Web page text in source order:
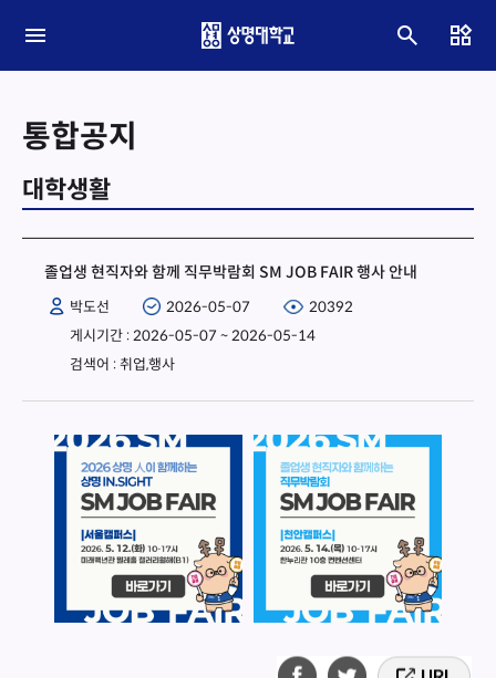
통합공지
대학생활
졸업생 현직자와 함께 직무박람회 SM JOB FAIR 행사 안내
박도선 2026-05-07
20392
게시기간 : 2026-05-07 ~ 2026-05-14
검색어 : 취업,행사